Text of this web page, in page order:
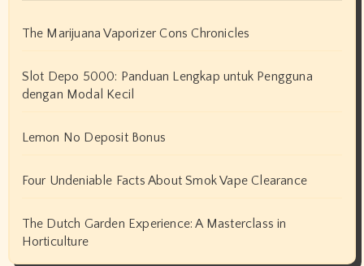
The Marijuana Vaporizer Cons Chronicles
Slot Depo 5000: Panduan Lengkap untuk Pengguna
dengan Modal Kecil
Lemon No Deposit Bonus
Four Undeniable Facts About Smok Vape Clearance
The Dutch Garden Experience: A Masterclass in
Horticulture